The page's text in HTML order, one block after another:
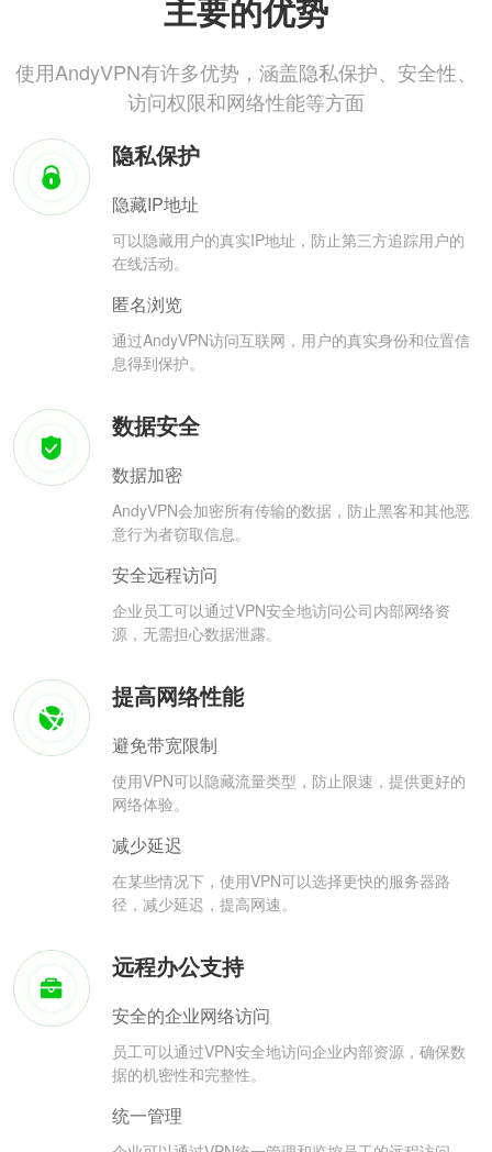
主要的优势
使用AndyVPN有许多优势，涵盖隐私保护、安全性、
访问权限和网络性能等方面
隐私保护
隐藏IP地址
可以隐藏用户的真实IP地址，防止第三方追踪用户的
在线活动。
匿名浏览
通过AndyVPN访问互联网，用户的真实身份和位置信
息得到保护。
数据安全
数据加密
AndyVPN会加密所有传输的数据，防止黑客和其他恶
意行为者窃取信息。
安全远程访问
企业员工可以通过VPN安全地访问公司内部网络资
源，无需担心数据泄露。
提高网络性能
避免带宽限制
使用VPN可以隐藏流量类型，防止限速，提供更好的
网络体验。
减少延迟
在某些情况下，使用VPN可以选择更快的服务器路
径，减少延迟，提高网速。
远程办公支持
安全的企业网络访问
员工可以通过VPN安全地访问企业内部资源，确保数
据的机密性和完整性。
统一管理